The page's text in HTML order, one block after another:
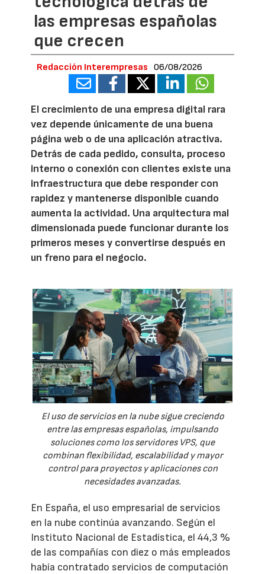
las empresas españolas
que crecen
Redacción Interempresas 06/08/2026
El crecimiento de una empresa digital rara
vez depende únicamente de una buena
página web o de una aplicación atractiva.
Detrás de cada pedido, consulta, proceso
interno o conexión con clientes existe una
infraestructura que debe responder con
rapidez y mantenerse disponible cuando
aumenta la actividad. Una arquitectura mal
dimensionada puede funcionar durante los
primeros meses y convertirse después en
un freno para el negocio.
El uso de servicios en la nube sigue creciendo
entre las empresas españolas, impulsando
soluciones como los servidores VPS, que
combinan flexibilidad, escalabilidad y mayor
control para proyectos y aplicaciones con
necesidades avanzadas.
En España, el uso empresarial de servicios
en la nube continúa avanzando. Según el
Instituto Nacional de Estadística, el 44,3 %
de las compañías con diez o más empleados
había contratado servicios de computación